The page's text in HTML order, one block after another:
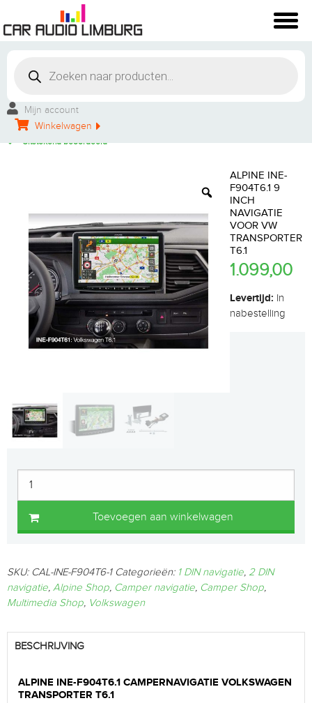
Mijn account
Winkelwagen
Persoonlijke service
Groot aanbod
Uitstekend beoordeeld
ALPINE INE-
F904T6.1 9
INCH
NAVIGATIE
VOOR VW
TRANSPORTER
T6.1
1.099,00
Levertijd: In
nabestelling
Toevoegen aan winkelwagen
SKU: CAL-INE-F904T6-1 Categorieën: 1 DIN navigatie, 2 DIN
navigatie, Alpine Shop, Camper navigatie, Camper Shop,
Multimedia Shop, Volkswagen
BESCHRIJVING
ALPINE INE-F904T6.1 CAMPERNAVIGATIE VOLKSWAGEN
TRANSPORTER T6.1